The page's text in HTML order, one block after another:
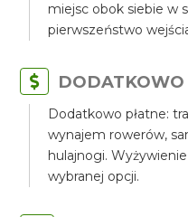
miejsc obok siebie w
pierwszeństwo
DODATKOWO
Dodatkowo płatne:
wynajem rowerów,
hulajnogi.
wybranej opcji.